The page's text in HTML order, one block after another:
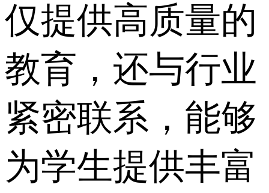
仅提供高质量的
教育，还与行业
紧密联系，能够
为学生提供丰富